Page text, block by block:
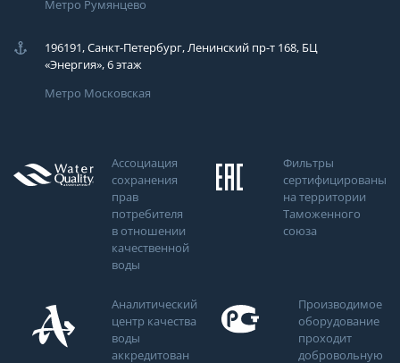
Метро Румянцево
196191, Санкт-Петербург, Ленинский пр-т 168, БЦ
«Энергия», 6 этаж
Метро Московская
Ассоциация
сохранения
прав
потребителя
в отношении
качественной
воды
Фильтры
сертифицированы
на территории
Таможенного
союза
Аналитический
центр качества
воды
аккредитован
Производимое
оборудование
проходит
добровольную